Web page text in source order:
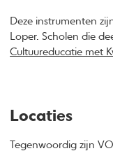
Deze instrumenten
Loper. Scholen die
Cultuureducatie met
Locaties
Tegenwoordig zijn